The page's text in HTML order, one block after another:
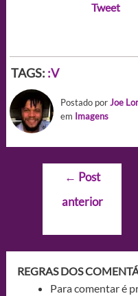
Tweet
TAGS: :V
Postado porJoe
em Imagens
Navegação
Post
← Post
anterior
REGRAS DOS
Para comentar é